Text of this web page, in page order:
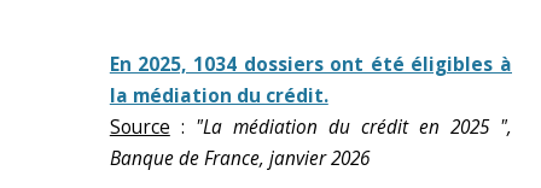
En 2025, 1034 dossiers ont été éligibles à
la médiation du crédit.
Source : "La médiation du crédit en 2025 ",
Banque de France, janvier 2026